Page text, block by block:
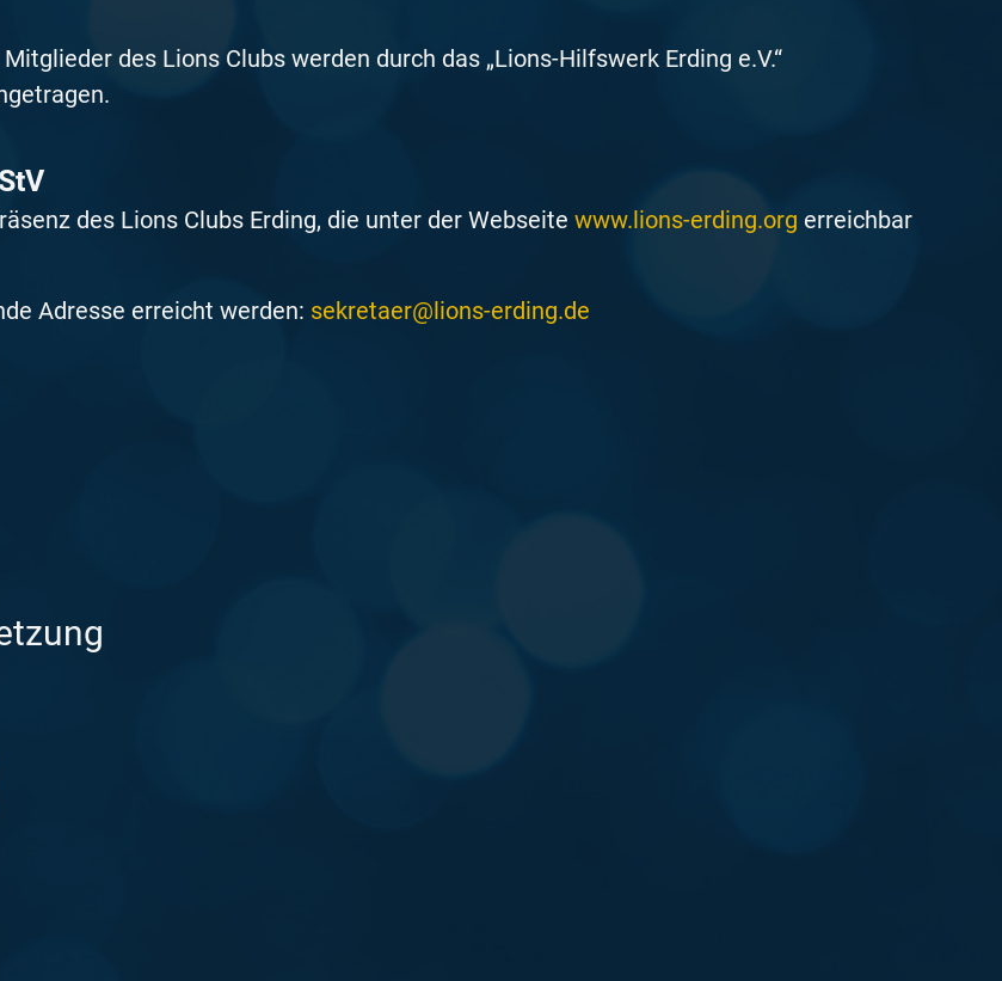
des Lions Clubs werden durch das „Lions-Hilfswerk Erding e.V.“
des Lions Clubs Erding, die unter der Webseite www.lions-erding.org erreichbar
Adresse erreicht werden: sekretaer@lions-erding.de